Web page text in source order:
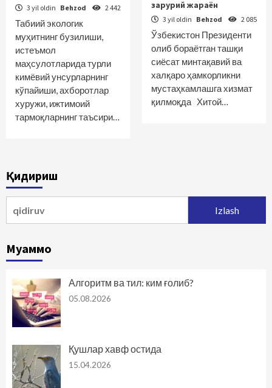
3 yil oldin Behzod 2 442
Табиий экологик
муҳитнинг бузилиши,
истеъмол
маҳсулотларида турли
кимёвий унсурларнинг
кўпайиши, ахборотлар
хуружи, ижтимоий
тармоқларнинг таъсири…
зарурий жараён
3 yil oldin Behzod 2 085
Ўзбекистон Президенти
олиб бораётган ташқи
сиёсат минтақавий ва
халқаро ҳамкорликни
мустаҳкамлашга хизмат
қилмоқда Хитой…
Қидириш
Муаммо
Алгоритм ва тил: ким ғолиб?
05.08.2026
Қушлар хавф остида
15.04.2026